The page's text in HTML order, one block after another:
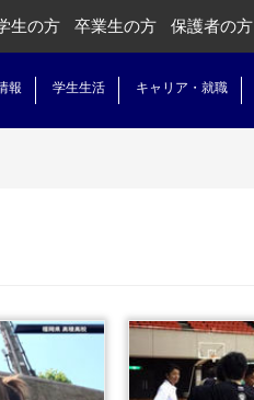
生の方 卒業生の方 保護者の方
報 学生生活 キャリア・就職